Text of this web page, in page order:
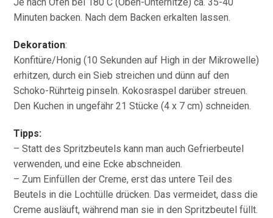
Minuten backen. Nach dem Backen erkalten lassen.
Dekoration:
Konfitüre/Honig (10 Sekunden auf High in der Mikrowelle)
erhitzen, durch ein Sieb streichen und dünn auf den
Schoko-Rührteig pinseln. Kokosraspel darüber streuen.
Den Kuchen in ungefähr 21 Stücke (4 x 7 cm) schneiden.
Tipps:
– Statt des Spritzbeutels kann man auch Gefrierbeutel
verwenden, und eine Ecke abschneiden.
– Zum Einfüllen der Creme, erst das untere Teil des
Beutels in die Lochtülle drücken. Das vermeidet, dass die
Creme ausläuft, während man sie in den Spritzbeutel füllt.